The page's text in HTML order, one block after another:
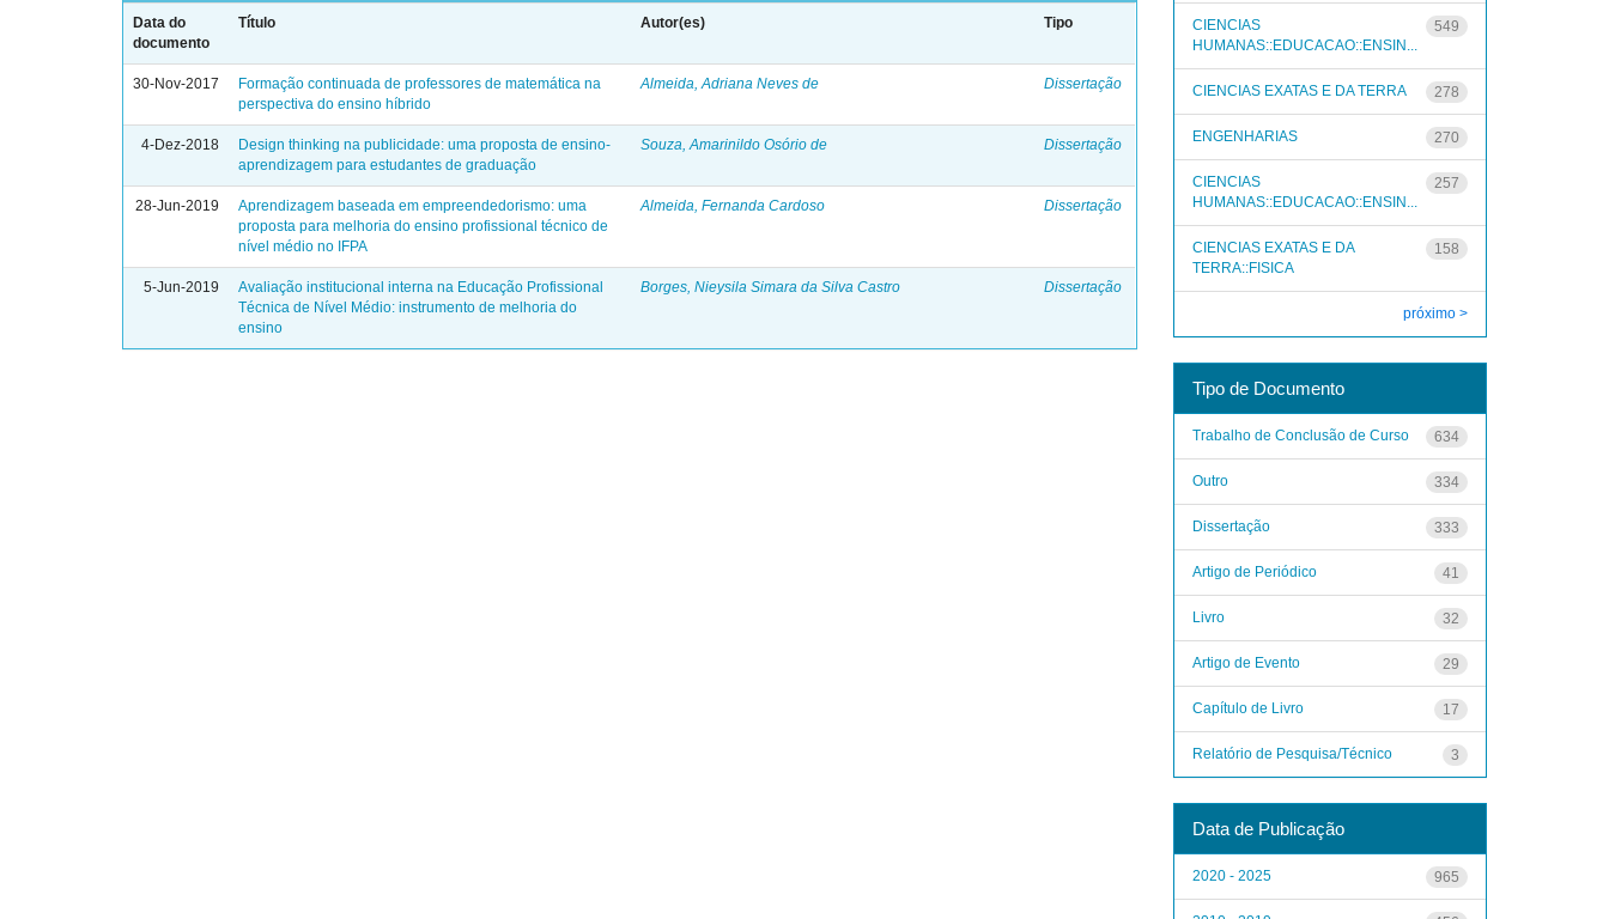
Data do
documento
Título Autor(es) Tipo
30-Nov-2017
Formação continuada de professores de matemática na
perspectiva do ensino híbrido
Almeida, Adriana Neves de Dissertação
4-Dez-2018
Design thinking na publicidade: uma proposta de ensino-
aprendizagem para estudantes de graduação
Souza, Amarinildo Osório de Dissertação
28-Jun-2019
Aprendizagem baseada em empreendedorismo: uma
proposta para melhoria do ensino profissional técnico de
nível médio no IFPA
Almeida, Fernanda Cardoso Dissertação
5-Jun-2019
Avaliação institucional interna na Educação Profissional
Técnica de Nível Médio: instrumento de melhoria do
ensino
Borges, Nieysila Simara da Silva Castro Dissertação
549
CIENCIAS
HUMANAS::EDUCACAO::ENSIN...
278
CIENCIAS EXATAS E DA TERRA
270
ENGENHARIAS
257
CIENCIAS
HUMANAS::EDUCACAO::ENSIN...
158
CIENCIAS EXATAS E DA
TERRA::FISICA
próximo >
Tipo de Documento
634
Trabalho de Conclusão de Curso
334
Outro
333
Dissertação
41
Artigo de Periódico
32
Livro
29
Artigo de Evento
17
Capítulo de Livro
3
Relatório de Pesquisa/Técnico
Data de Publicação
965
2020 - 2025